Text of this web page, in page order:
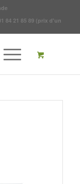
84 21 85 89 (prix d'un